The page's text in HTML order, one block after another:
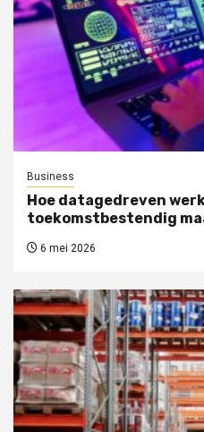
Business
Hoe datagedreven
toekomstbestendig
6 mei 2026